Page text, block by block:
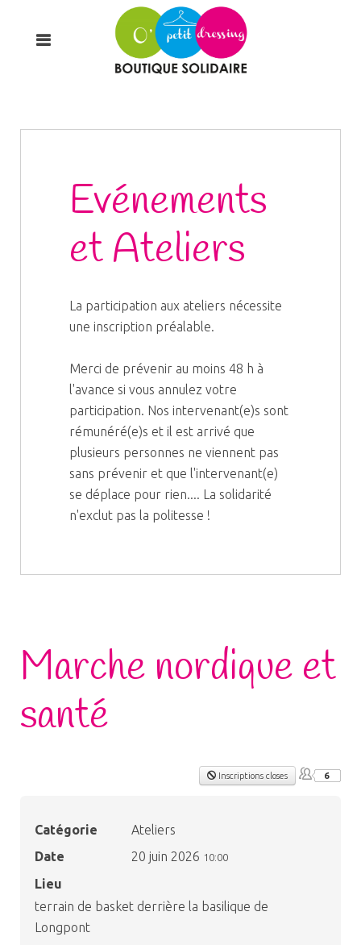
Evénements
et Ateliers
La participation aux ateliers nécessite
une inscription préalable.
Merci de prévenir au moins 48 h à
l'avance si vous annulez votre
participation. Nos intervenant(e)s sont
rémunéré(e)s et il est arrivé que
plusieurs personnes ne viennent pas
sans prévenir et que l'intervenant(e)
se déplace pour rien.... La solidarité
n'exclut pas la politesse !
Marche nordique et
santé
Inscriptions closes 6
Catégorie
Ateliers
Date
20 juin 2026 10:00
Lieu
terrain de basket derrière la basilique de
Longpont